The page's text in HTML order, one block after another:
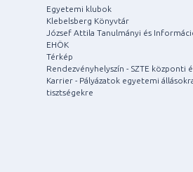
Egyetemi klubok
Klebelsberg Könyvtár
József Attila Tanulmányi és
EHÖK
Térkép
Rendezvényhelyszín - SZTE központi
Karrier - Pályázatok egyetemi
tisztségekre